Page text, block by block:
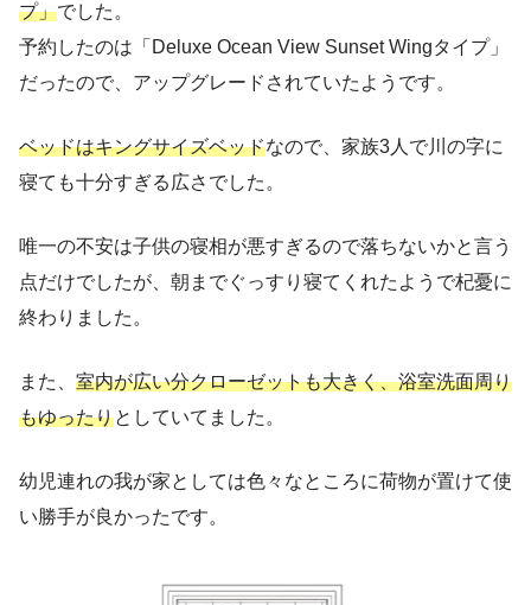
プ」でした。
予約したのは「Deluxe Ocean View Sunset Wingタイプ」
だったので、アップグレードされていたようです。
ベッドはキングサイズベッドなので、家族3人で川の字に
寝ても十分すぎる広さでした。
唯一の不安は子供の寝相が悪すぎるので落ちないかと言う
点だけでしたが、朝までぐっすり寝てくれたようで杞憂に
終わりました。
また、 室内が広い分クローゼットも大きく、浴室洗面周り
もゆったりとしていてました。
幼児連れの我が家としては色々なところに荷物が置けて使
い勝手が良かったです。